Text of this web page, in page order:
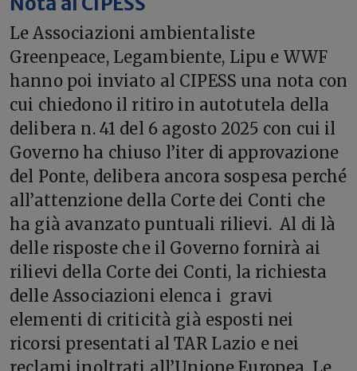
Le Associazioni ambientaliste
Greenpeace, Legambiente, Lipu e WWF
hanno poi inviato al CIPESS una nota con
cui chiedono il ritiro in autotutela della
delibera n. 41 del 6 agosto 2025 con cui il
Governo ha chiuso l’iter di approvazione
del Ponte, delibera ancora sospesa perché
all’attenzione della Corte dei Conti che
ha già avanzato puntuali rilievi. Al di là
delle risposte che il Governo fornirà ai
rilievi della Corte dei Conti, la richiesta
delle Associazioni elenca i gravi
elementi di criticità già esposti nei
ricorsi presentati al TAR Lazio e nei